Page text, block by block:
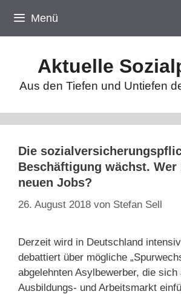
Inhalt
springen
Menü
Aktuelle
Aus den Tiefen und Untiefen
Die
Beschäftigung wächst. Wer
neuen Jobs?
26. August 2018 von Stefan Sell
Derzeit wird in Deutschland
debattiert über mögliche
abgelehnten Asylbewerber, die sich
Ausbildungs- und Arbeitsmarkt